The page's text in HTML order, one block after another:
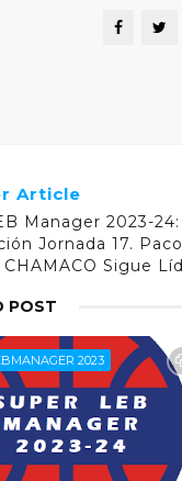
Article
Manager 2023-
Jornada 17.
Sigue
POST
2023